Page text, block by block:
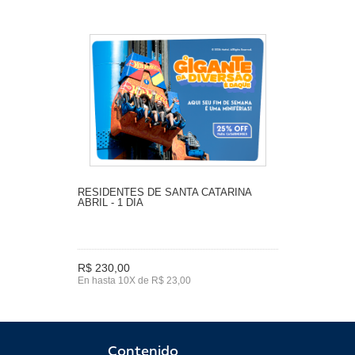
RESIDENTES DE SANTA CATARINA
ABRIL - 1 DIA
R$ 230,00
En hasta 10X de R$ 23,00
Contenido